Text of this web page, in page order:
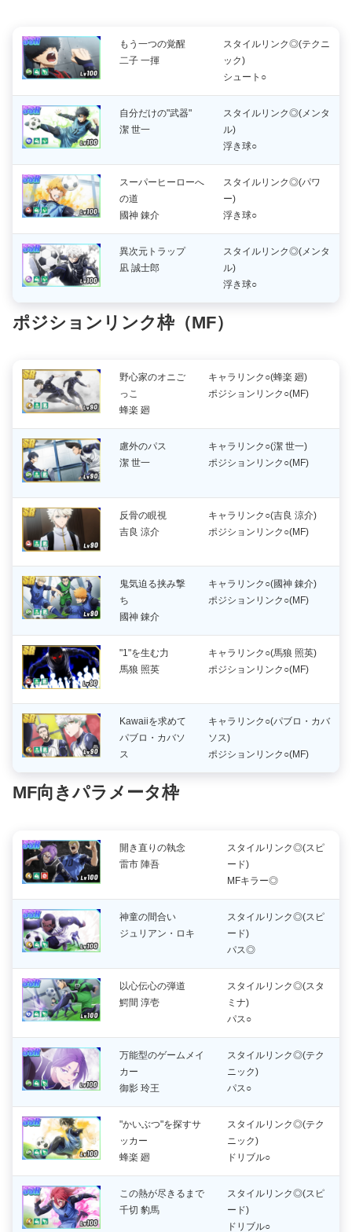
もう一つの覚醒
二子 一揮
スタイルリンク◎(テクニ
ック)
シュート○
自分だけの"武器"
潔 世一
スタイルリンク◎(メンタ
ル)
浮き球○
スーパーヒーローへ
の道
國神 錬介
スタイルリンク◎(パワ
ー)
浮き球○
異次元トラップ
凪 誠士郎
スタイルリンク◎(メンタ
ル)
浮き球○
ポジションリンク枠（MF）
野心家のオニご
っこ
蜂楽 廻
キャラリンク○(蜂楽 廻)
ポジションリンク○(MF)
慮外のパス
潔 世一
キャラリンク○(潔 世一)
ポジションリンク○(MF)
反骨の睍視
吉良 涼介
キャラリンク○(吉良 涼介)
ポジションリンク○(MF)
鬼気迫る挟み撃
ち
國神 錬介
キャラリンク○(國神 錬介)
ポジションリンク○(MF)
"1"を生む力
馬狼 照英
キャラリンク○(馬狼 照英)
ポジションリンク○(MF)
Kawaiiを求めて
パブロ・カバソ
ス
キャラリンク○(パブロ・カバ
ソス)
ポジションリンク○(MF)
MF向きパラメータ枠
開き直りの執念
雷市 陣吾
スタイルリンク◎(スピ
ード)
MFキラー◎
神童の間合い
ジュリアン・ロキ
スタイルリンク◎(スピ
ード)
パス◎
以心伝心の弾道
鰐間 淳壱
スタイルリンク◎(スタ
ミナ)
パス○
万能型のゲームメイ
カー
御影 玲王
スタイルリンク◎(テク
ニック)
パス○
"かいぶつ"を探すサ
ッカー
蜂楽 廻
スタイルリンク◎(テク
ニック)
ドリブル○
この熱が尽きるまで
千切 豹馬
スタイルリンク◎(スピ
ード)
ドリブル○